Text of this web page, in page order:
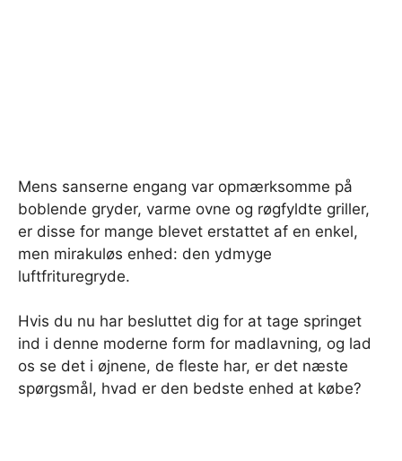
Mens sanserne engang var opmærksomme på
boblende gryder, varme ovne og røgfyldte griller,
er disse for mange blevet erstattet af en enkel,
men mirakuløs enhed: den ydmyge
luftfrituregryde.
Hvis du nu har besluttet dig for at tage springet
ind i denne moderne form for madlavning, og lad
os se det i øjnene, de fleste har, er det næste
spørgsmål, hvad er den bedste enhed at købe?